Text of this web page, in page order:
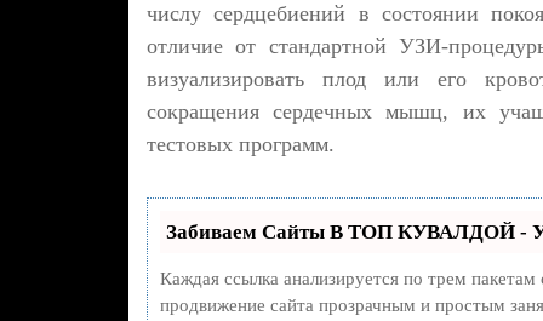
числу сердцебиений в состоянии
отличие от стандартной УЗИ-
визуализировать плод или его
сокращения сердечных мышц, их
тестовых программ.
Забиваем Сайты В ТОП КУВАЛДОЙ -
Каждая ссылка анализируется по трем
продвижение сайта прозрачным и простым